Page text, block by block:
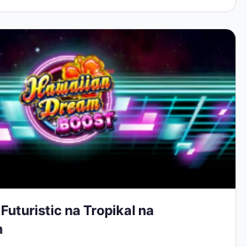
na Tropikal na